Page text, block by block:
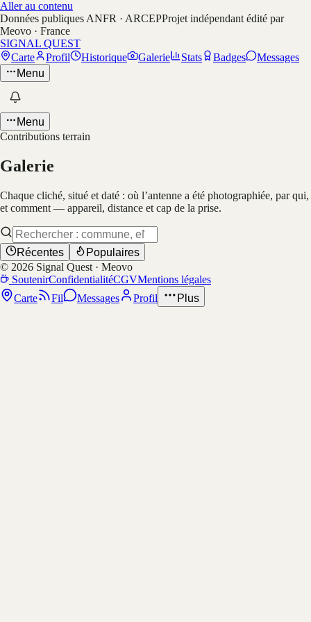
Aller au contenu
Données publiques ANFR · ARCEPProjet indépendant édité par
Meovo · France
SIGNAL QUEST
Carte
Profil Historique Galerie Stats Badges
Messages
Menu
Menu
Contributions terrain
Galerie
Chaque cliché, situé et daté : où l’antenne a été photographiée, par qui,
et comment — appareil, distance et cap de la prise.
Récentes
Populaires
© 2026 Signal Quest · Meovo
SoutenirConfidentialitéCGVMentions légales
Carte
Fil Messages Profil Plus